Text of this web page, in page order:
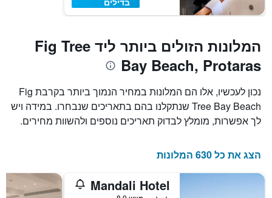
המלונות הזולים ביותר ליד Fig Tree
Bay Beach, Protaras
נכון לעכשיו, אלו הם המלונות במחיר הנמוך ביותר בקרבת Fig
Tree Bay Beach שנתקלנו בהם בתאריכים שנבחרו. במידה ויש
לך אפשרות, מומלץ לבדוק תאריכים נוספים ולהשוות מחירים.
הצג את כל 630 המלונות
Mandali Hotel